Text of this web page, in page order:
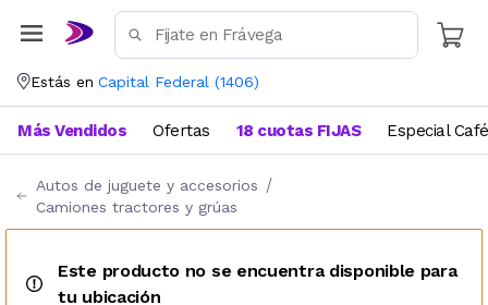
Estás en Capital Federal (1406)
Más Vendidos Ofertas 18 cuotas FIJAS Especial Café
Autos de juguete y accesorios
Camiones tractores y grúas
Este producto no se encuentra disponible para
tu ubicación